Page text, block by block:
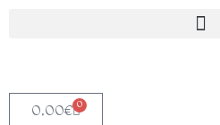
0,00€ 0